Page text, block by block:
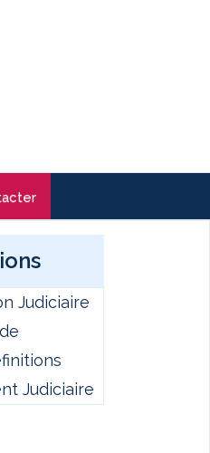
Judiciaire
Judiciaire